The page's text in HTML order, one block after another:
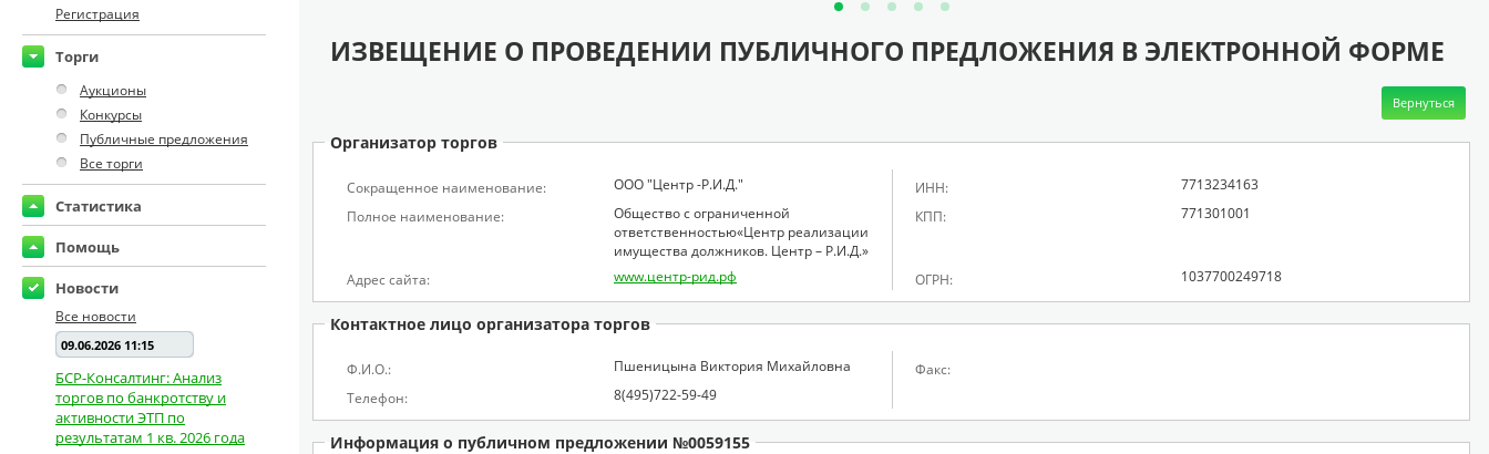
Регистрация
Торги
Аукционы
Конкурсы
Публичные предложения
Все торги
Статистика
Помощь
Новости
Все новости
09.06.2026 11:15
БСР-Консалтинг: Анализ
торгов по банкротству и
активности ЭТП по
результатам 1 кв. 2026 года
ИЗВЕЩЕНИЕ О ПРОВЕДЕНИИ ПУБЛИЧНОГО ПРЕДЛОЖЕНИЯ В ЭЛЕКТРОННОЙ ФОРМЕ
Организатор торгов
Сокращенное наименование: ООО "Центр -Р.И.Д." ИНН:
7713234163
Полное наименование:
Общество с ограниченной
ответственностью«Центр реализации
имущества должников. Центр – Р.И.Д.»
КПП: 771301001
Адрес сайта: www.центр-рид.рф ОГРН: 1037700249718
Контактное лицо организатора торгов
Ф.И.О.: Пшеницына Виктория Михайловна
Факс:
Телефон:
8(495)722-59-49
Информация о публичном предложении №0059155